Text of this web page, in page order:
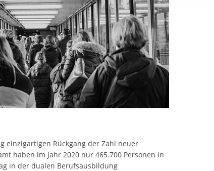
sich nicht auf notwendige Cookies, die erforderlich
und somit gewünschten Website-Funktionen sind.
und daher unabhängig von einer Einwilligung.
einzigartigen Rückgang der Zahl neuer
haben im Jahr 2020 nur 465.700 Personen in
in der dualen Berufsausbildung